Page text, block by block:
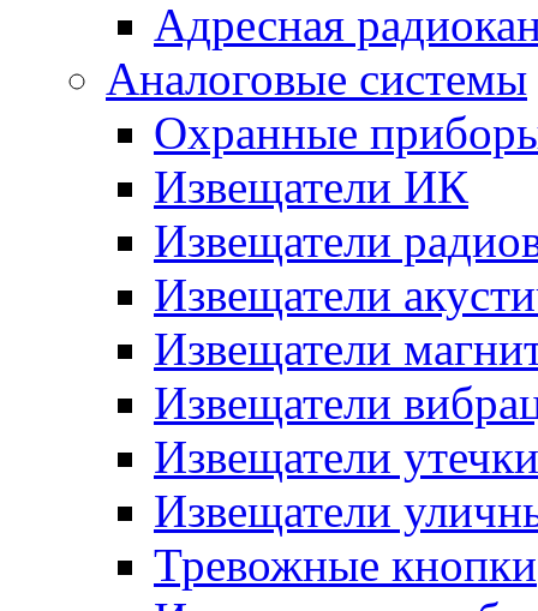
Адресная
Аналоговые системы
Охранные
Извещатели ИК
Извещатели
Извещатели
Извещатели
Извещатели
Извещатели утечки
Извещатели
Тревожные кнопки